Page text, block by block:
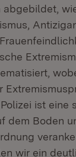
abgebildet,
ist eine
dem Boden
wir ein